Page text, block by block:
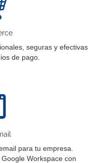
seguras y efectivas
de pago.
para tu empresa.
Workspace con